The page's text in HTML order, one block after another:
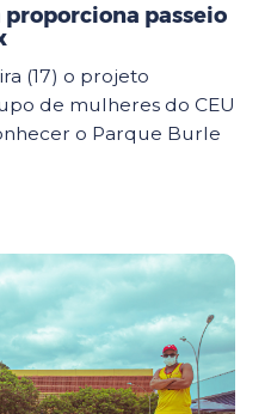
passeio
(17) o projeto
de mulheres do CEU
o Parque Burle